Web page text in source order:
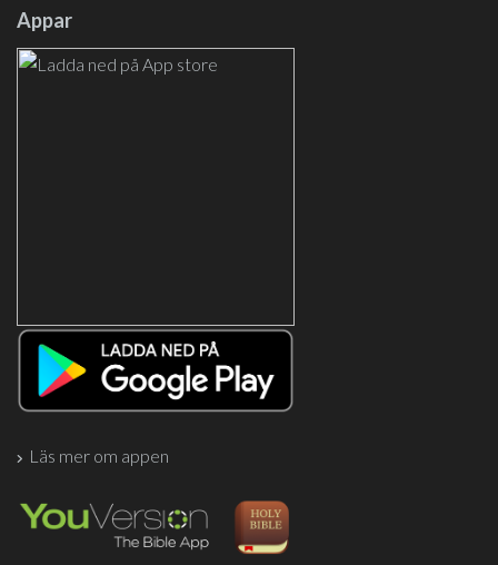
Appar
Läs mer om appen